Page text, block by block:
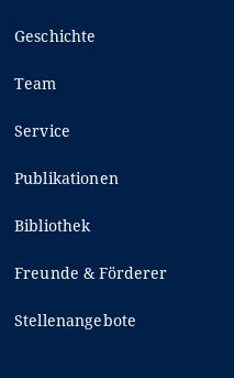
Geschichte
Team
Service
Publikationen
Bibliothek
Freunde & Förderer
Stellenangebote